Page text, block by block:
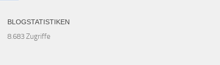
BLOGSTATISTIKEN
8.683 Zugriffe